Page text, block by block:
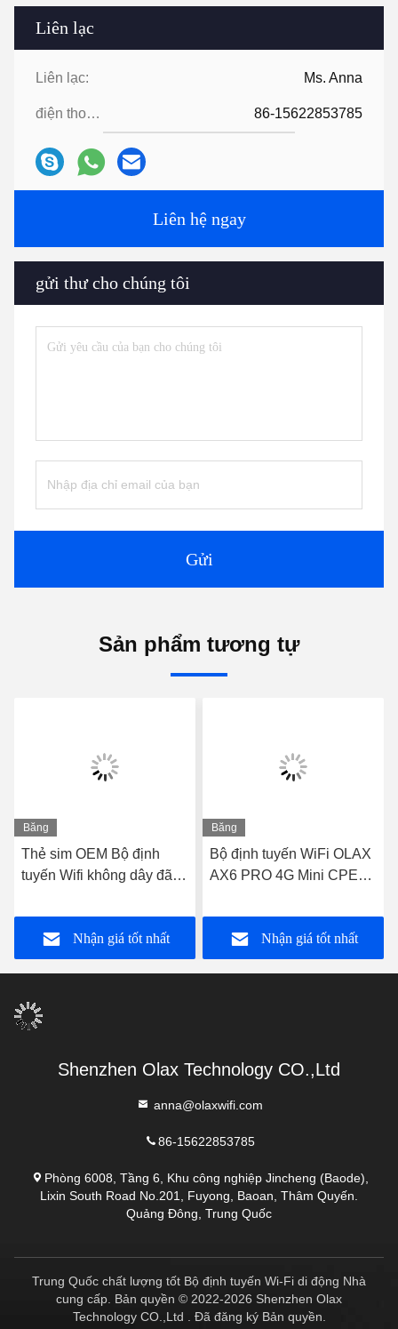
Liên lạc
Liên lạc: Ms. Anna
điện thoại: 86-15622853785
Liên hệ ngay
gửi thư cho chúng tôi
Gửi
Sản phẩm tương tự
Băng
hình
Thẻ sim OEM Bộ định
tuyến Wifi không dây đã
4G RJ45 PORT OLAX
AX6 PRONhận giá tốt nhất
Băng
hình
Bộ định tuyến WiFi OLAX
AX6 PRO 4G Mini CPE
4000mah TTL / IMEI
Nhận giá tốt nhất
Shenzhen Olax Technology CO.,Ltd
anna@olaxwifi.com
86-15622853785
Phòng 6008, Tầng 6, Khu công nghiệp Jincheng (Baode),
Lixin South Road No.201, Fuyong, Baoan, Thâm Quyến.
Quảng Đông, Trung Quốc
Trung Quốc chất lượng tốt Bộ định tuyến Wi-Fi di động Nhà
cung cấp. Bản quyền © 2022-2026 Shenzhen Olax
Technology CO.,Ltd . Đã đăng ký Bản quyền.